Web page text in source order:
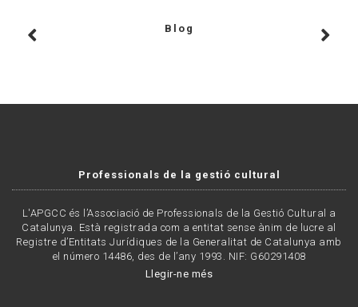
Blog
Professionals de la gestió cultural
L'APGCC és l’Associació de Professionals de la Gestió Cultural a
Catalunya. Està registrada com a entitat sense ànim de lucre al
Registre d’Entitats Jurídiques de la Generalitat de Catalunya amb
el número 14486, des de l’any 1993. NIF: G60291408
Llegir-ne més